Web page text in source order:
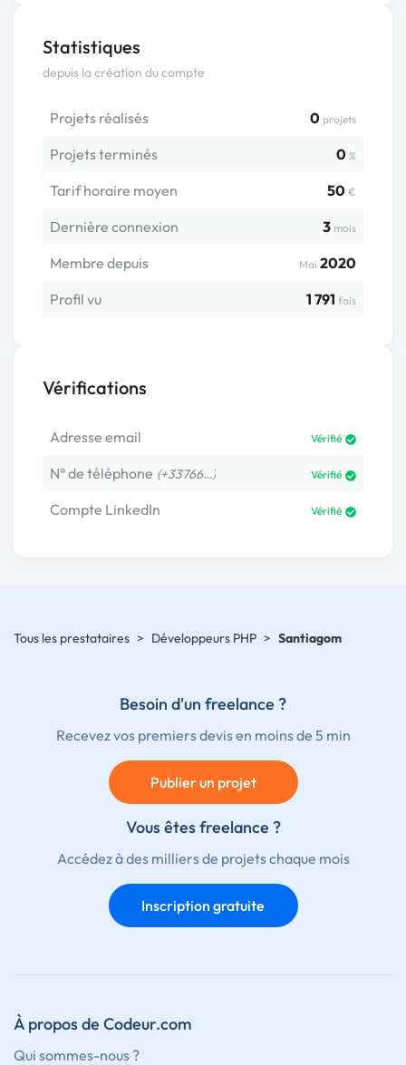
Statistiques
depuis la création du compte
Projets réalisés 0 projets
Projets terminés 0 %
Tarif horaire moyen 50 €
Dernière connexion 3 mois
Membre depuis Mai 2020
Profil vu
1 791 fois
Vérifications
Adresse email Vérifié
N° de téléphone (+33766…) Vérifié
Compte LinkedIn Vérifié
Tous les prestataires > Développeurs PHP > Santiagom
Besoin d'un freelance ?
Recevez vos premiers devis en moins de 5 min
Publier un projet
Vous êtes freelance ?
Accédez à des milliers de projets chaque mois
Inscription gratuite
À propos de Codeur.com
Qui sommes-nous ?